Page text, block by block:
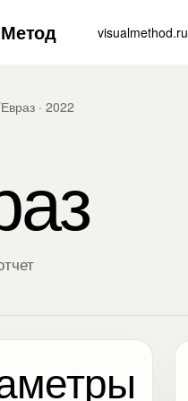
visualmethod.ru
Евраз · 2022